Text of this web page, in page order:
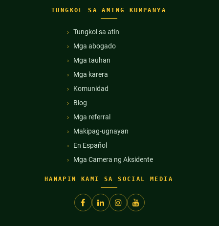
TUNGKOL SA AMING KUMPANYA
Tungkol sa atin
Mga abogado
Mga tauhan
Mga karera
Komunidad
Blog
Mga referral
Makipag-ugnayan
En Español
Mga Camera ng Aksidente
HANAPIN KAMI SA SOCIAL MEDIA